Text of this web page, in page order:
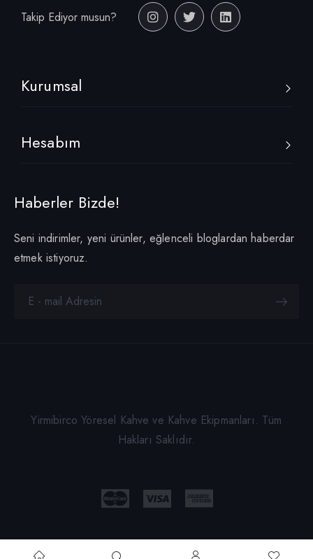
Takip Ediyor musun?
Kurumsal
Hesabım
Haberler Bizde!
Seni indirimler, yeni ürünler, eğlenceli bloglardan haberdar
etmek istiyoruz.
Yirmibirco Yöresel Kahve ve Kahve Ekipmanları. Tüm
Hakları Saklıdır.